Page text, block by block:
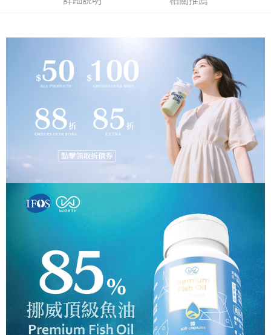
買賣價金債權讓與本公司後，依約使用本公司帳單繳交帳款。
由本公司與您本人進行分期帳單所需資料之確認、核對及更正。